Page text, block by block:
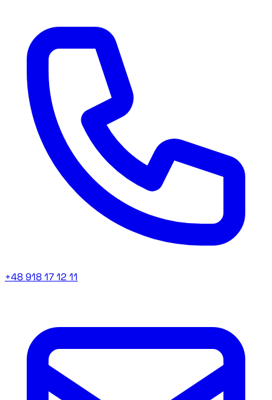
+48 918 17 12 11